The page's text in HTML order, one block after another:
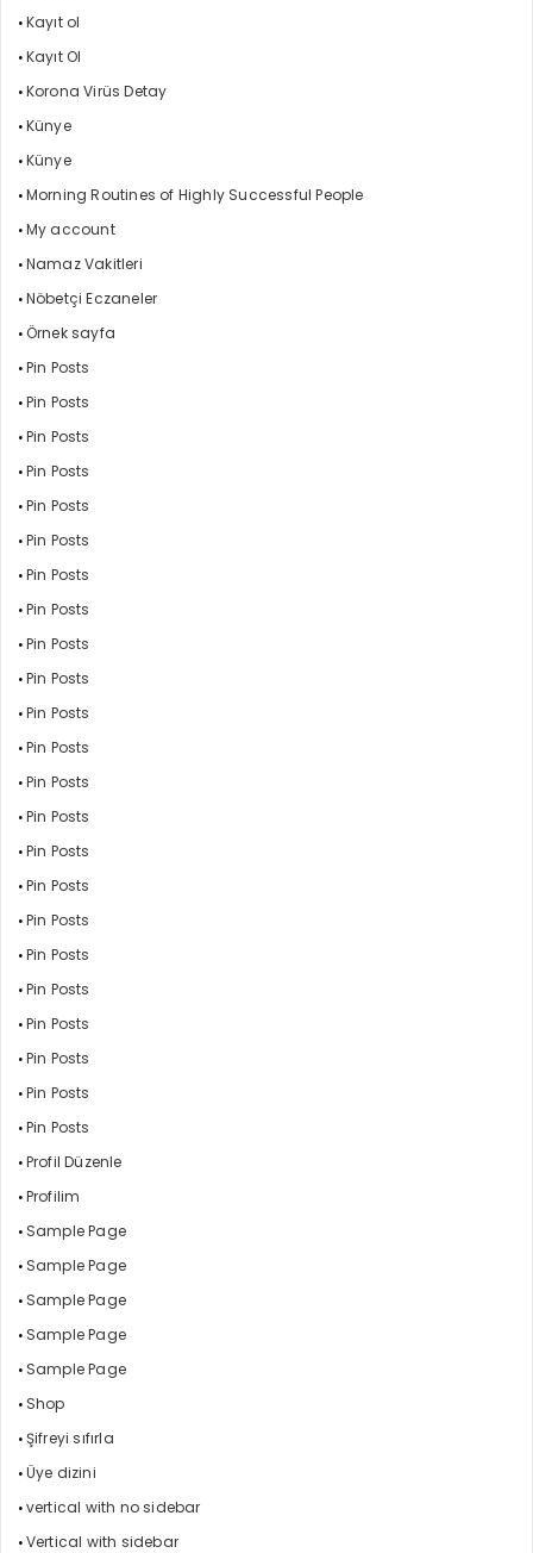
Kayıt ol
Kayıt Ol
Korona Virüs Detay
Künye
Künye
Morning Routines of Highly Successful People
My account
Namaz Vakitleri
Nöbetçi Eczaneler
Örnek sayfa
Pin Posts
Pin Posts
Pin Posts
Pin Posts
Pin Posts
Pin Posts
Pin Posts
Pin Posts
Pin Posts
Pin Posts
Pin Posts
Pin Posts
Pin Posts
Pin Posts
Pin Posts
Pin Posts
Pin Posts
Pin Posts
Pin Posts
Pin Posts
Pin Posts
Pin Posts
Pin Posts
Profil Düzenle
Profilim
Sample Page
Sample Page
Sample Page
Sample Page
Sample Page
Shop
Şifreyi sıfırla
Üye dizini
vertical with no sidebar
Vertical with sidebar